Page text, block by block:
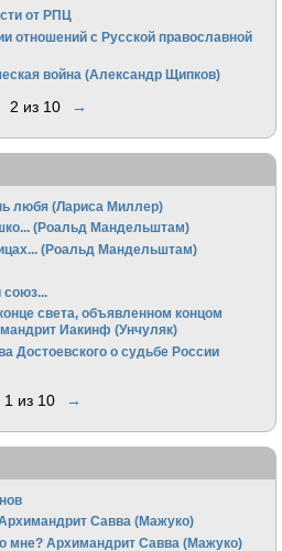
от РПЦ
отношений с Русской православной
война (Александр Щипков)
2 из 10 →
любя (Лариса Миллер)
(Роальд Мандельштам)
(Роальд Мандельштам)
союз...
света, объявленном концом
Иакинф (Унчуляк)
Достоевского о судьбе России
1 из 10 →
Савва (Мажуко)
мне? Архимандрит Савва (Мажуко)